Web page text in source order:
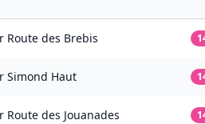
Route des Brebis
Simond Haut
Route des Jouanades